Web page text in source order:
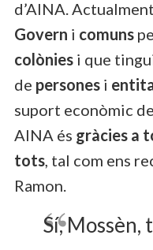
d’AINA.
Govern i comuns
colònies i que
de persones i
suport econòmic
AINA és gràcies a
tots, tal com ens
Ramon.
Sí, Mossèn,